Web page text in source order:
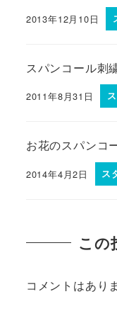
2013年12月10日
スパンコール刺
2011年8月31日
お花のスパンコ
2014年4月2日 ス
この
コメントはあり